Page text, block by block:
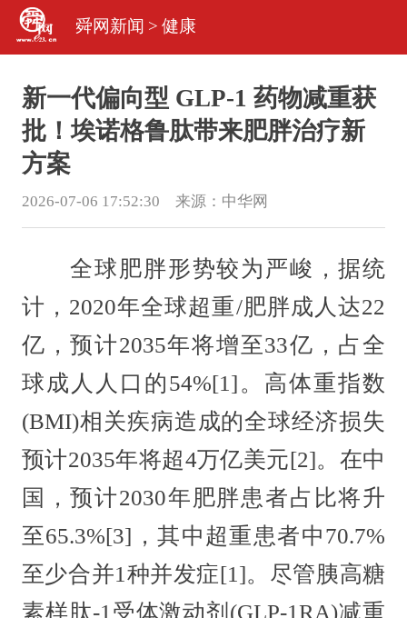
舜网新闻 > 健康
新一代偏向型 GLP-1 药物减重获
批！埃诺格鲁肽带来肥胖治疗新
方案
2026-07-06 17:52:30 来源： 中华网
全球肥胖形势较为严峻，据统
计，2020年全球超重/肥胖成人达22
亿，预计2035年将增至33亿，占全
球成人人口的54%[1]。高体重指数
(BMI)相关疾病造成的全球经济损失
预计2035年将超4万亿美元[2]。在中
国，预计2030年肥胖患者占比将升
至65.3%[3]，其中超重患者中70.7%
至少合并1种并发症[1]。尽管胰高糖
素样肽-1受体激动剂(GLP-1RA)减重